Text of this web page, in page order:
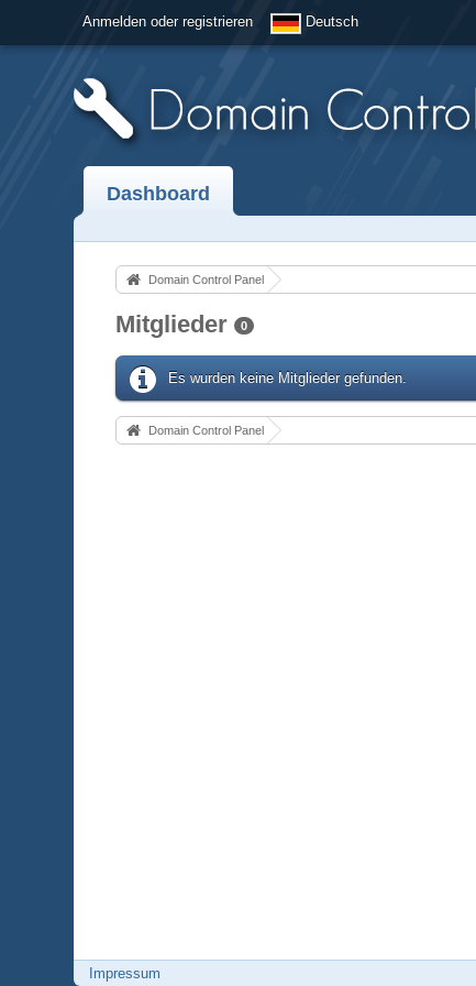
Anmelden oder registrieren Deutsch
Dashboard
Domain Control Panel
Mitglieder 0
Es wurden keine Mitglieder gefunden.
Domain Control Panel
Impressum